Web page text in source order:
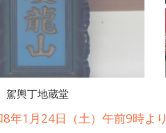
駕輿丁地蔵堂
1月24日（土）午前9時より